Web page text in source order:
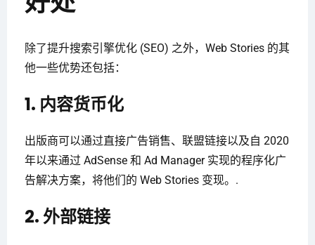
除了提升搜索引擎优化 (SEO) 之外，Web Stories 的其
他一些优势还包括：
1. 内容货币化
出版商可以通过直接广告销售、联盟链接以及自 2020
年以来通过 AdSense 和 Ad Manager 实现的程序化广
告解决方案，将他们的 Web Stories 变现。.
2. 外部链接